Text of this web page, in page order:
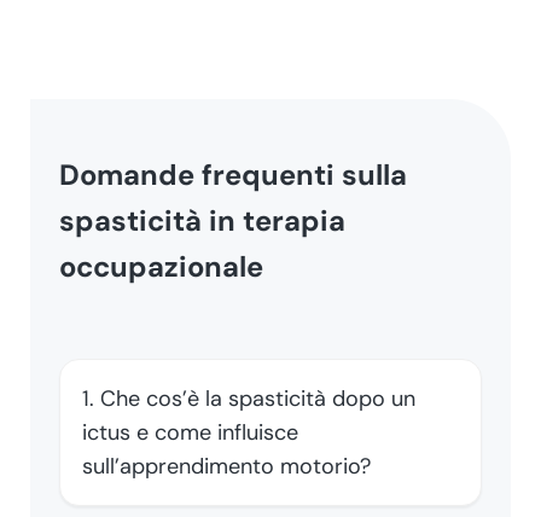
Domande frequenti sulla
spasticità in terapia
occupazionale
1. Che cos’è la spasticità dopo un
ictus e come influisce
sull’apprendimento motorio?